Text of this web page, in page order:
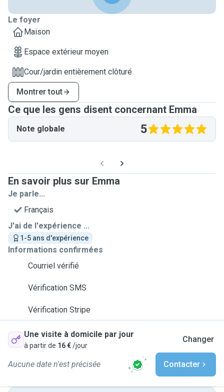
Le foyer
Maison
Espace extérieur moyen
Cour/jardin entièrement clôturé
Montrer tout
Ce que les gens disent concernant Emma
Note globale 5
En savoir plus sur Emma
Je parle...
Français
J'ai de l'expérience ...
1-5 ans d'expérience
Informations confirmées
Courriel vérifié
Vérification SMS
Vérification Stripe
Une visite à domicile par jour
à partir de 16 €/jour
Changer
Aucune date n'est précisée Contacter